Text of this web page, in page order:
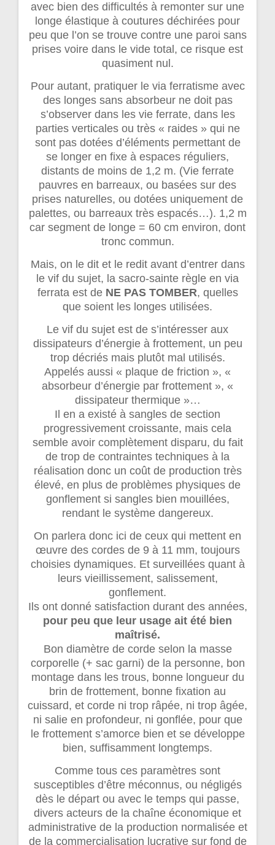
avec bien des difficultés à remonter sur une
longe élastique à coutures déchirées pour
peu que l’on se trouve contre une paroi sans
prises voire dans le vide total, ce risque est
quasiment nul.
Pour autant, pratiquer le via ferratisme avec
des longes sans absorbeur ne doit pas
s’observer dans les vie ferrate, dans les
parties verticales ou très « raides » qui ne
sont pas dotées d’éléments permettant de
se longer en fixe à espaces réguliers,
distants de moins de 1,2 m. (Vie ferrate
pauvres en barreaux, ou basées sur des
prises naturelles, ou dotées uniquement de
palettes, ou barreaux très espacés…). 1,2 m
car segment de longe = 60 cm environ, dont
tronc commun.
Mais, on le dit et le redit avant d’entrer dans
le vif du sujet, la sacro-sainte règle en via
ferrata est de NE PAS TOMBER, quelles
que soient les longes utilisées.
Le vif du sujet est de s’intéresser aux
dissipateurs d’énergie à frottement, un peu
trop décriés mais plutôt mal utilisés.
Appelés aussi « plaque de friction », «
absorbeur d’énergie par frottement », «
dissipateur thermique »…
Il en a existé à sangles de section
progressivement croissante, mais cela
semble avoir complètement disparu, du fait
de trop de contraintes techniques à la
réalisation donc un coût de production très
élevé, en plus de problèmes physiques de
gonflement si sangles bien mouillées,
rendant le système dangereux.
On parlera donc ici de ceux qui mettent en
œuvre des cordes de 9 à 11 mm, toujours
choisies dynamiques. Et surveillées quant à
leurs vieillissement, salissement,
gonflement.
Ils ont donné satisfaction durant des années,
pour peu que leur usage ait été bien
maîtrisé.
Bon diamètre de corde selon la masse
corporelle (+ sac garni) de la personne, bon
montage dans les trous, bonne longueur du
brin de frottement, bonne fixation au
cuissard, et corde ni trop râpée, ni trop âgée,
ni salie en profondeur, ni gonflée, pour que
le frottement s’amorce bien et se développe
bien, suffisamment longtemps.
Comme tous ces paramètres sont
susceptibles d’être méconnus, ou négligés
dès le départ ou avec le temps qui passe,
divers acteurs de la chaîne économique et
administrative de la production normalisée et
de la commercialisation lucrative sur fond de